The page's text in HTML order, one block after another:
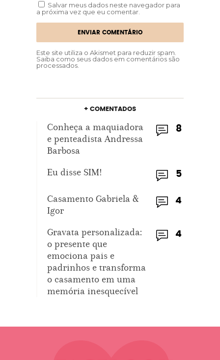
Salvar meus dados neste navegador para
a próxima vez que eu comentar.
Este site utiliza o Akismet para reduzir spam.
Saiba como seus dados em comentários são
processados
+ COMENTADOS
8
Conheça a maquiadora
e penteadista Andressa
Barbosa
5
Eu disse SIM!
4
Casamento Gabriela &
Igor
4
Gravata personalizada:
o presente que
emociona pais e
padrinhos e transforma
o casamento em uma
memória inesquecível